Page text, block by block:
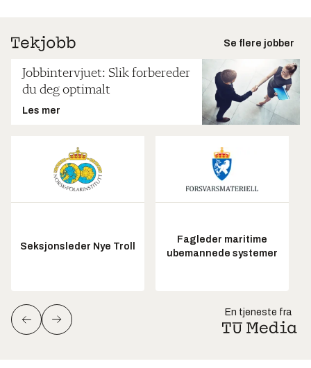
Se flere jobber
Jobbintervjuet: Slik forbereder
du deg optimalt
Les mer
Seksjonsleder Nye Troll
Fagleder maritime
ubemannede systemer
En tjeneste fra